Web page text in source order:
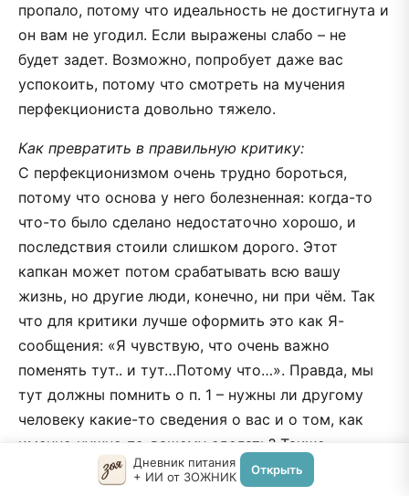
пропало, потому что идеальность не достигнута и
он вам не угодил. Если выражены слабо – не
будет задет. Возможно, попробует даже вас
успокоить, потому что смотреть на мучения
перфекциониста довольно тяжело.
Как превратить в правильную критику:
С перфекционизмом очень трудно бороться,
потому что основа у него болезненная: когда-то
что-то было сделано недостаточно хорошо, и
последствия стоили слишком дорого. Этот
капкан может потом срабатывать всю вашу
жизнь, но другие люди, конечно, ни при чём. Так
что для критики лучше оформить это как Я-
сообщения: «Я чувствую, что очень важно
поменять тут.. и тут…Потому что…». Правда, мы
тут должны помнить о п. 1 – нужны ли другому
человеку какие-то сведения о вас и о том, как
именно нужно по-вашему сделать? Также
помогает честно ответить себе на вопрос, правда
Дневник питания
+ ИИ от ЗОЖНИК
Открыть